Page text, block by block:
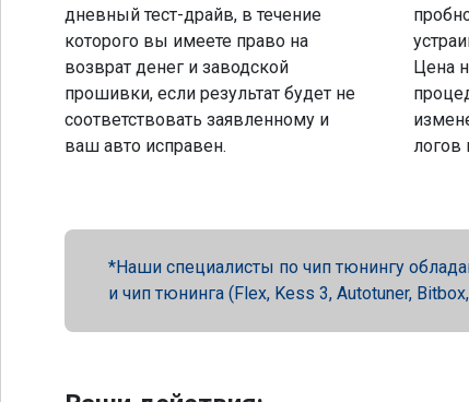
дневный тест-драйв, в течение
которого вы имеете право на
возврат денег и заводской
прошивки, если результат будет не
соответствовать заявленному и
ваш авто исправен.
Цена
логов
Наши специалисты по чип тюнингу
и чип тюнинга (Flex, Kess 3, Autotuner,